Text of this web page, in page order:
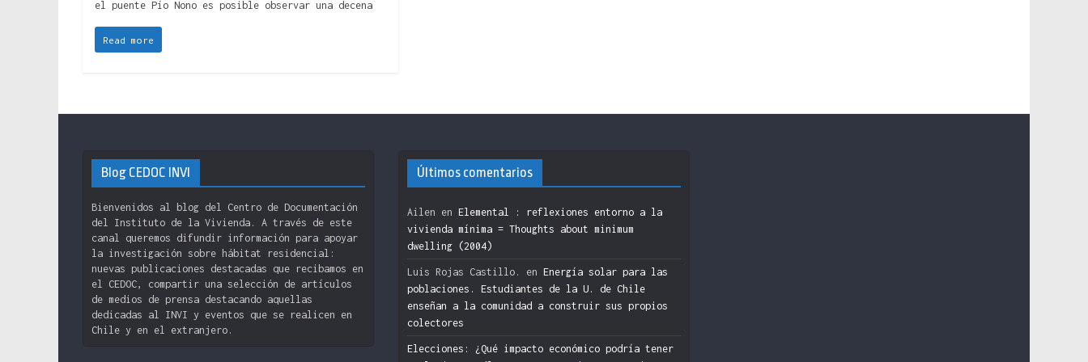
el puente Pío Nono es posible observar una decena
Read more
Blog CEDOC INVI
Bienvenidos al blog del Centro de Documentación
del Instituto de la Vivienda. A través de este
canal queremos difundir información para apoyar
la investigación sobre hábitat residencial:
nuevas publicaciones destacadas que recibamos en
el CEDOC, compartir una selección de artículos
de medios de prensa destacando aquellas
dedicadas al INVI y eventos que se realicen en
Chile y en el extranjero.
Últimos comentarios
Ailen en Elemental : reflexiones entorno a la
vivienda mínima = Thoughts about minimum
dwelling (2004)
Luis Rojas Castillo. en Energía solar para las
poblaciones. Estudiantes de la U. de Chile
enseñan a la comunidad a construir sus propios
colectores
Elecciones: ¿Qué impacto económico podría tener